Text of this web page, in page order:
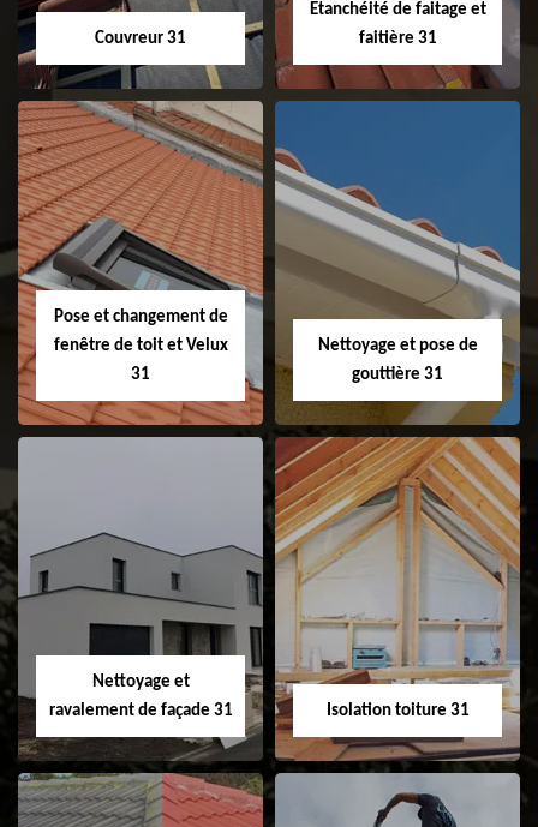
Couvreur 31
Couvreur 31
Etanchéité de faitage et
faitière 31
Etanchéité de
faitage et faitière
31
Pose et changement de
fenêtre de toit et Velux
31
Pose et
changement de
fenêtre de toit et
Velux 31
Nettoyage et pose de
gouttière 31
Nettoyage et pose
Nettoyage et
ravalement de façade 31
Isolation toiture 31